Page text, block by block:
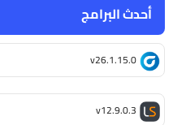
أحدث البرامج
v26.1.15.0
v12.9.0.3